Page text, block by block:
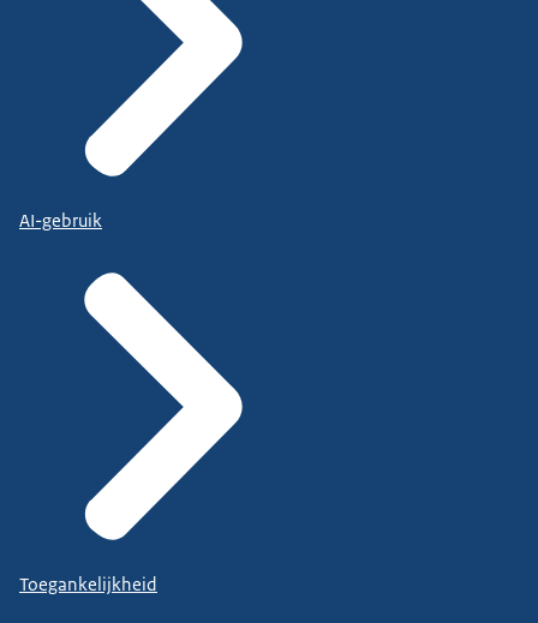
AI-gebruik
Toegankelijkheid